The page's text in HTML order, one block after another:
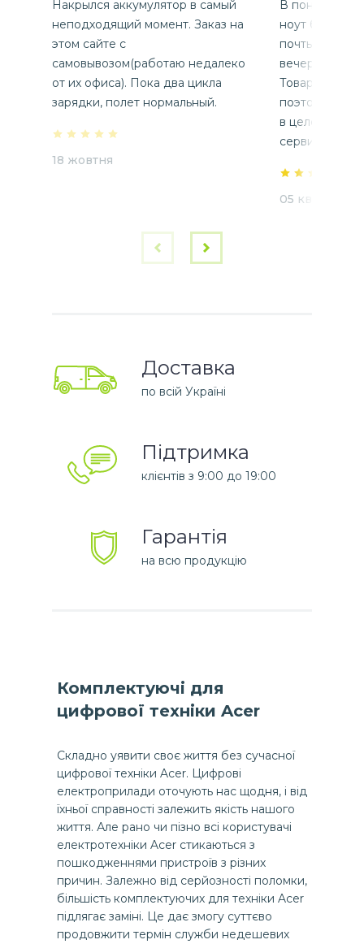
Накрылся аккумулятор в самый
неподходящий момент. Заказ на
этом сайте с
самовывозом(работаю недалеко
от их офиса). Пока два цикла
зарядки, полет нормальный.
18 жовтня
В
ноут
почты в
вечером на
Товар был
поэтому
в целости и
сервис
05 квітня
Доставка
по всій Україні
Підтримка
клієнтів з 9:00 до 19:00
Гарантія
на всю продукцію
Комплектуючі для
цифрової техніки Acer
Складно уявити своє життя без сучасної
цифрової техніки Acer. Цифрові
електроприлади оточують нас щодня, і від
їхньої справності залежить якість нашого
життя. Але рано чи пізно всі користувачі
електротехніки Acer стикаються з
пошкодженнями пристроїв з різних
причин. Залежно від серйозності поломки,
більшість комплектуючих для техніки Acer
підлягає заміні. Це дає змогу суттєво
продовжити термін служби недешевих